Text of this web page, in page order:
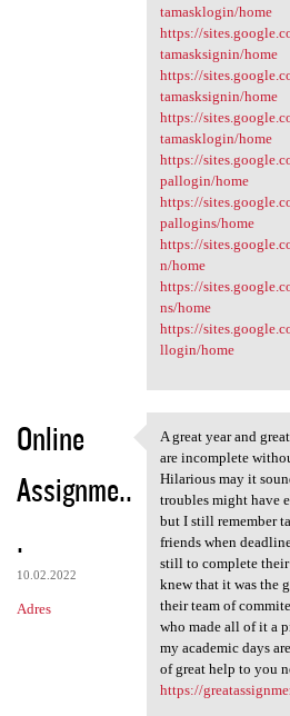
tamasklogin/home
https://
tamasksignin/home
https://
tamasksignin/home
https://
tamasklogin/home
https://
pallogin/home
https://
pallogins/home
https://
n/home
https://
ns/home
https://
llogin/home
Online
Assignme..
.
10.02.2022
Adres
A great year and
A great year and
are incomplete
Hilarious may it
troubles might have
but I still remember
friends when
still to complete
knew that it was the
their team of
who made all of it a
my academic days
of great help to you
https://